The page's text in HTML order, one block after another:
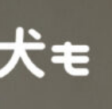
ペットカー